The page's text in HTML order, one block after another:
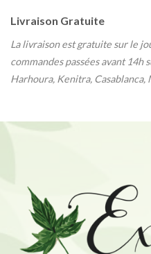
Livraison Gratuite
La livraison est gratuite sur le
commandes passées avant 14h
Harhoura, Kenitra, Casablanca,